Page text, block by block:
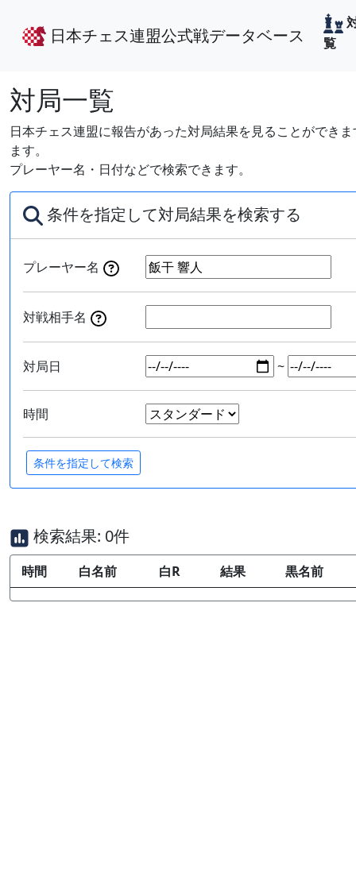
日本チェス連盟公式戦データベース
覧
対局一覧
日本チェス連盟に報告があった対局結果を見ることができ
ます。
プレーヤー名・日付などで検索できます。
条件を指定して対局結果を検索する
プレーヤー名
対戦相手名
対局日 ~
時間
検索結果: 0件
時間 白名前 白R 結果 黒名前